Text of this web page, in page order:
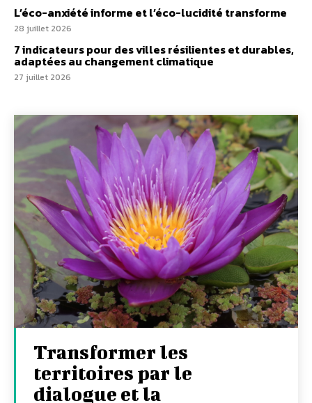
L’éco-anxiété informe et l’éco-lucidité transforme
28 juillet 2026
7 indicateurs pour des villes résilientes et durables,
adaptées au changement climatique
27 juillet 2026
Transformer les
territoires par le
dialogue et la